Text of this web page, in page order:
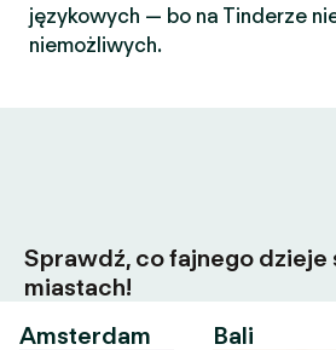
językowych — bo na Tinderze
niemożliwych.
Sprawdź, co fajnego dzieje
miastach!
Amsterdam
Bali